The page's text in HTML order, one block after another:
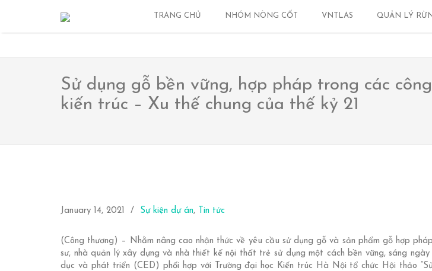
#100, 79 Cau Giay alley, Cau Giay District, Hanoi, Vietnam
TRANG CHỦ NHÓM NÒNG CỐT VNTLAS QUẢN LÝ
Sử dụng gỗ bền vững, hợp pháp trong các
kiến trúc – Xu thế chung của thế kỷ 21
January 14, 2021 Sự kiện dự án, Tin tức
(Công thương) – Nhằm nâng cao nhận thức về yêu cầu sử dụng gỗ và sản phẩm gỗ hợp
sư, nhà quản lý xây dựng và nhà thiết kế nội thất trẻ sử dụng một cách bền vững, sáng
dục và phát triển (CED) phối hợp với Trường đại học Kiến trúc Hà Nội tổ chức Hội thảo